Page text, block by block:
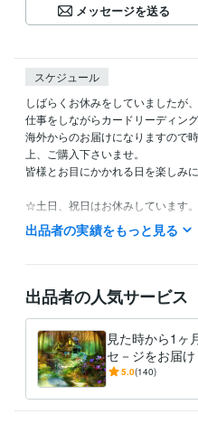
メッセージを送る
スケジュール
しばらくお休みをしていましたが
仕事をしながらカードリーディン
海外からのお届けになりますので
上、ご購入下さいませ。
皆様とお目にかかれる日を楽しみに
☆土日、祝日はお休みしています
月曜日になる事をご理解下さい。
☆海外からになりますので、こち
します。
ビジネス・クリエイティブツー
CapCut:1年InShot:5年Canva:3年
得意分野
占い オラクルカードリーディング
出品者の実績をもっと見る
出品者の人気サービス
見た時から1ヶ
セ－ジをお届
ュームたっぷ
5.0(140)